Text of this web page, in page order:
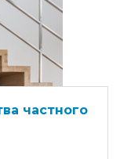
частного